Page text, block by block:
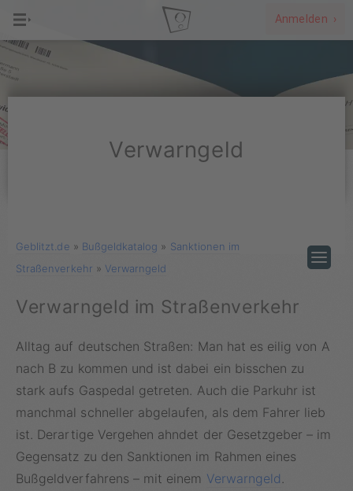
Anmelden ›
Verwarngeld
Geblitzt.de » Bußgeldkatalog » Sanktionen im
Straßenverkehr » Verwarngeld
Verwarngeld im Straßenverkehr
Alltag auf deutschen Straßen: Man hat es eilig von A
nach B zu kommen und ist dabei ein bisschen zu
stark aufs Gaspedal getreten. Auch die Parkuhr ist
manchmal schneller abgelaufen, als dem Fahrer lieb
ist. Derartige Vergehen ahndet der Gesetzgeber – im
Gegensatz zu den Sanktionen im Rahmen eines
Bußgeldverfahrens – mit einem Verwarngeld